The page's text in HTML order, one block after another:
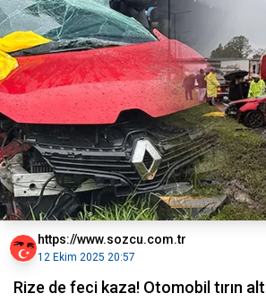
https://www.sozcu.com.tr
12 Ekim 2025 20:57
Rize de feci kaza! Otomobil tırın